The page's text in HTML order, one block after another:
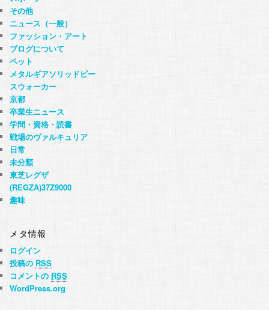
その他
ニュース（一般）
ファッション・アート
ブログについて
ペット
メタルギアソリッドピー
スウォーカー
京都
卒業生ニュース
学問・資格・読書
戦場のヴァルキュリア
日常
未分類
東芝レグザ
(REGZA)37Z9000
趣味
メタ情報
ログイン
投稿の RSS
コメントの RSS
WordPress.org